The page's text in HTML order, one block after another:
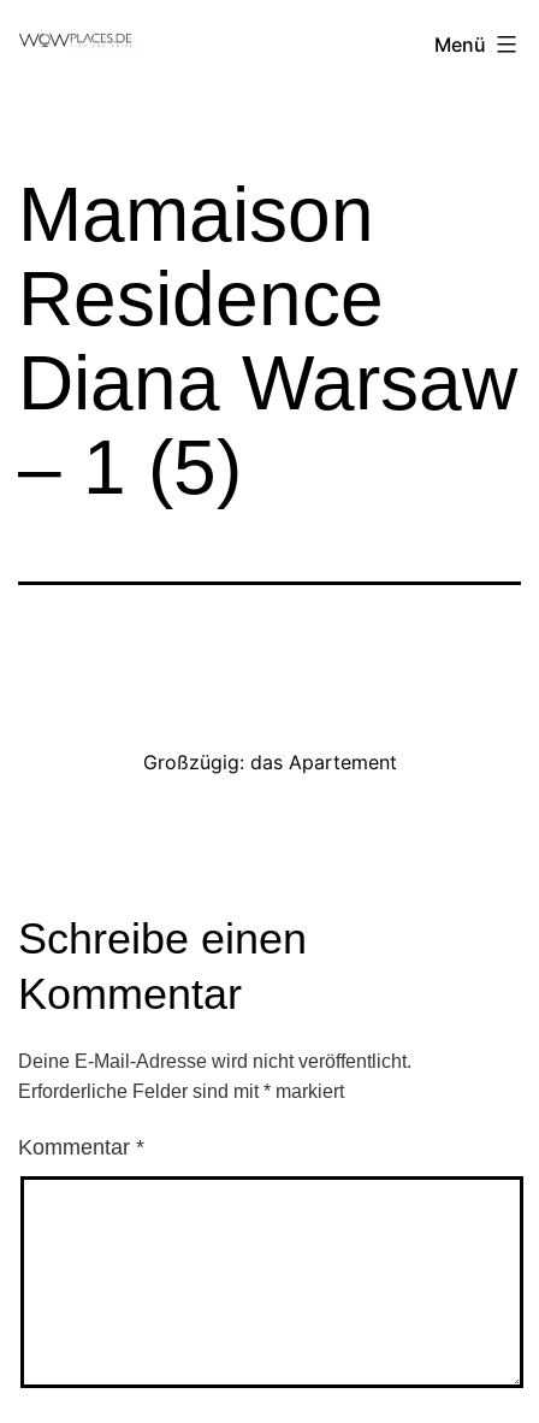
Reiseblog
Menü
Mamaison
Residence
Diana Warsaw
– 1 (5)
Großzügig: das Apartement
Schreibe einen
Kommentar
Deine E-Mail-Adresse wird nicht veröffentlicht.
Erforderliche Felder sind mit* markiert
Kommentar *